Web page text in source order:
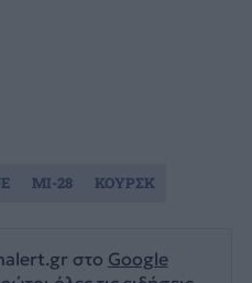
στο Google
MI-28 ΚΟΥΡΣΚ